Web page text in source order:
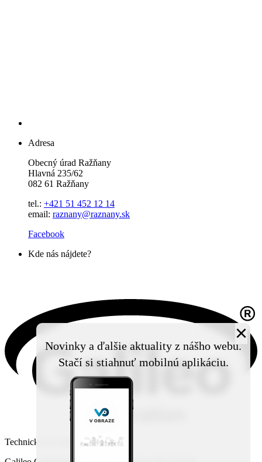
Novinky a ďalšie aktuality z nášho webu.
Stačí si stiahnuť mobilnú aplikáciu.
×
Adresa
Obecný úrad Ražňany
Hlavná 235/62
082 61 Ražňany
tel.: +421 51 452 12 14
email: raznany@raznany.sk
Facebook
Kde nás nájdete?
Technický prevádzkovateľ: